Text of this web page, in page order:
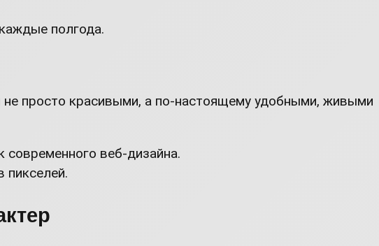
полгода.
не просто красивыми, а по-настоящему удобными, живыми
веб-дизайна.
пикселей.